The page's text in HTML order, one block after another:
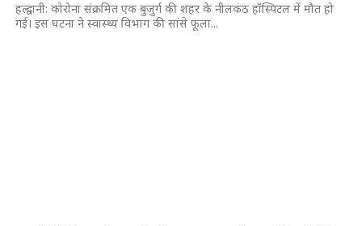
हल्द्वानी: कोरोना संक्रमित एक बुजुर्ग की शहर के नीलकंठ हॉस्पिटल में मौत हो
गई। इस घटना ने स्वास्थ्य विभाग की सांसे फूला...